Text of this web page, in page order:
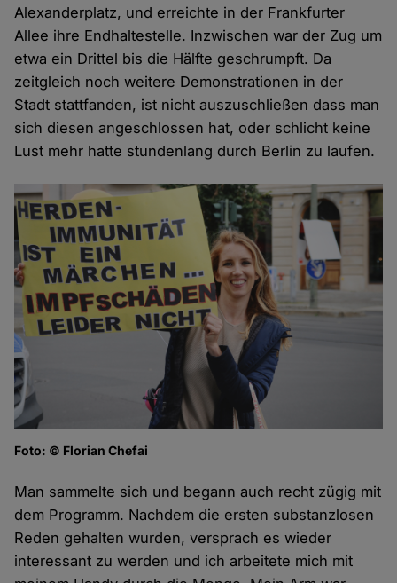
Alexanderplatz, und erreichte in der Frankfurter
Allee ihre Endhaltestelle. Inzwischen war der Zug um
etwa ein Drittel bis die Hälfte geschrumpft. Da
zeitgleich noch weitere Demonstrationen in der
Stadt stattfanden, ist nicht auszuschließen dass man
sich diesen angeschlossen hat, oder schlicht keine
Lust mehr hatte stundenlang durch Berlin zu laufen.
Foto: © Florian Chefai
Man sammelte sich und begann auch recht zügig mit
dem Programm. Nachdem die ersten substanzlosen
Reden gehalten wurden, versprach es wieder
interessant zu werden und ich arbeitete mich mit